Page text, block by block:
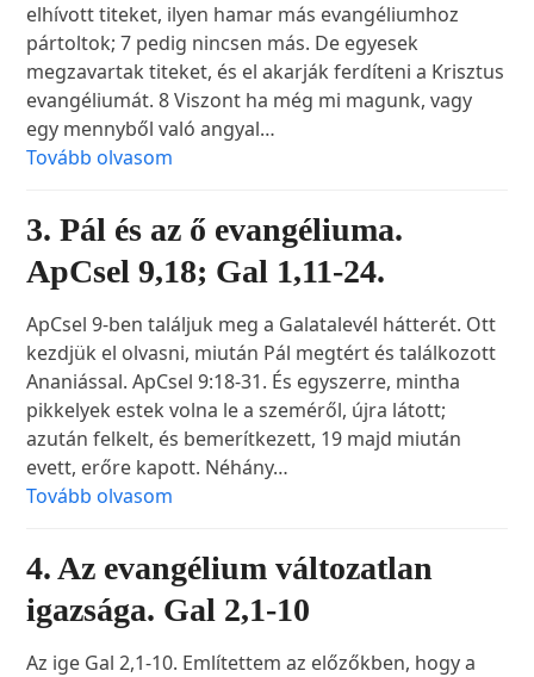
elhívott titeket, ilyen hamar más evangéliumhoz
pártoltok; 7 pedig nincsen más. De egyesek
megzavartak titeket, és el akarják ferdíteni a Krisztus
evangéliumát. 8 Viszont ha még mi magunk, vagy
egy mennyből való angyal…
Tovább olvasom
3. Pál és az ő evangéliuma.
ApCsel 9,18; Gal 1,11-24.
ApCsel 9-ben találjuk meg a Galatalevél hátterét. Ott
kezdjük el olvasni, miután Pál megtért és találkozott
Ananiással. ApCsel 9:18-31. És egyszerre, mintha
pikkelyek estek volna le a szeméről, újra látott;
azután felkelt, és bemerítkezett, 19 majd miután
evett, erőre kapott. Néhány…
Tovább olvasom
4. Az evangélium változatlan
igazsága. Gal 2,1-10
Az ige Gal 2,1-10. Említettem az előzőkben, hogy a